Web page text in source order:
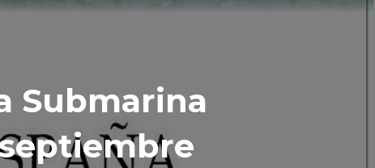
Submarina
septiembre